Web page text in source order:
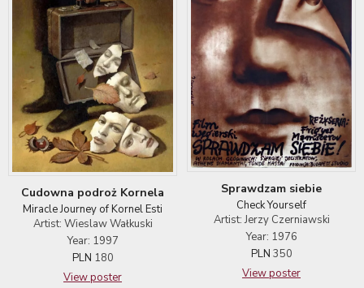
Cudowna podroż Kornela
Miracle Journey of Kornel Esti
Artist: Wieslaw Wałkuski
Year: 1997
PLN 180
View poster
Sprawdzam siebie
Check Yourself
Artist: Jerzy Czerniawski
Year: 1976
PLN 350
View poster